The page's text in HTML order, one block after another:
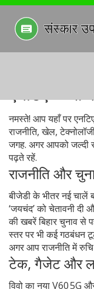
एनटिए –
नमस्ते! आप यहाँ पर
राजनीति, खेल,
जगह. अगर आपको जल्दी
पढ़ते रहें.
राजनीति और
बीजेडी के भीतर नई चालें
‘जयचंद’ को चेतावनी दी
की खबरें बिहार चुनाव से
स्तर पर भी कई गठबंधन
अगर आप राजनीति में
टेक, गैजेट और
विवो का नया V60 5G